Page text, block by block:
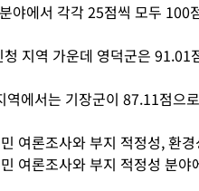
야에서 각각 25점씩 모두 100
청 지역 가운데 영덕군은
역에서는 기장군이 87.11점으
여론조사와 부지 적정성, 환
여론조사와 부지 적정성 분